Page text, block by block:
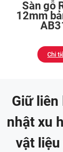
Sàn gỗ
12mm
Chi
Giữ
nhật xu
vật